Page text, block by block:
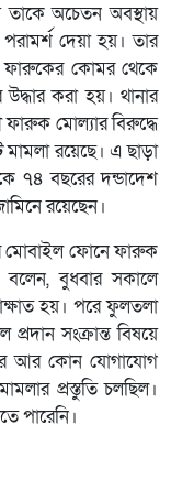
তাকে অচেতন অবস্থায়
দেয়া হয়। তার
কোমর থেকে
করা হয়। থানার
ফারুক মোল্যার বিরুদ্ধে
মামলা রয়েছে। এ ছাড়া
৭৪ বছরের দন্ডাদেশ
রয়েছেন।
মোবাইল ফোনে ফারুক
বুধবার সকালে
হয়। পরে ফুলতলা
সংক্রান্ত বিষয়ে
আর কোন যোগাযোগ
প্রস্তুতি চলছিল।
পারেনি।